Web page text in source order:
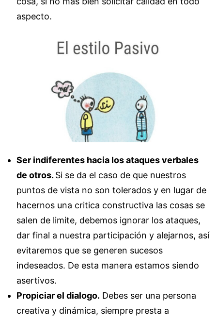
aspecto.
Ser indiferentes hacia los ataques verbales
de otros. Si se da el caso de que nuestros
puntos de vista no son tolerados y en lugar de
hacernos una critica constructiva las cosas se
salen de limite, debemos ignorar los ataques,
dar final a nuestra participación y alejarnos, así
evitaremos que se generen sucesos
indeseados. De esta manera estamos siendo
asertivos.
Propiciar el dialogo. Debes ser una persona
creativa y dinámica, siempre presta a